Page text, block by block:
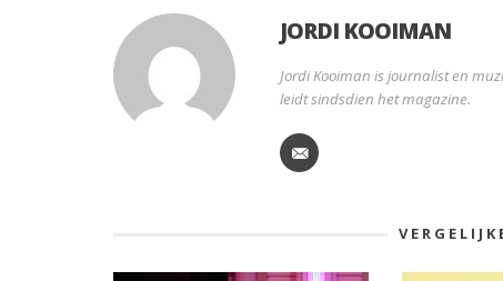
JORDI KOOIMAN
Jordi Kooiman is journalist en
leidt sindsdien het magazine.